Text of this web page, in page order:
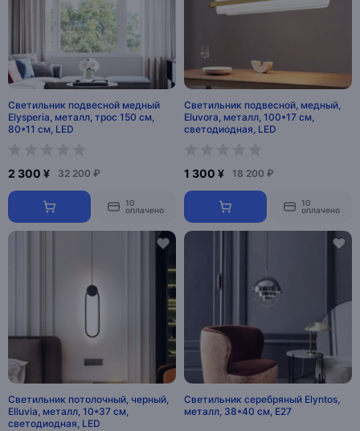
Светильник подвесной медный
Elysperia, металл, трос 150 см,
80*11 см, LED
2 300 ¥ 32 200 ₽
10
оплачено
Светильник подвесной, медный,
Eluvora, металл, 100*17 см,
светодиодная, LED
1 300 ¥ 18 200 ₽
10
оплачено
Светильник потолочный, черный,
Elluvia, металл, 10*37 см,
светодиодная, LED
Светильник серебряный Elyntos,
металл, 38*40 см, Е27